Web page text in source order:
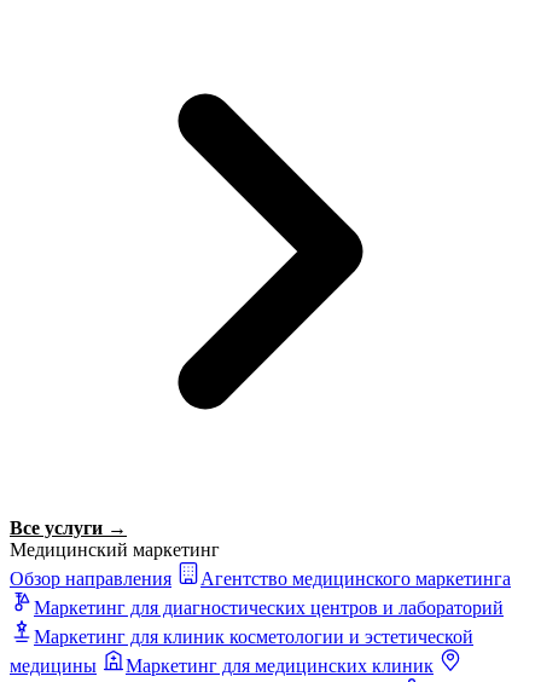
Все услуги →
Медицинский маркетинг
Обзор направления
Агентство медицинского маркетинга
Маркетинг для диагностических центров и лабораторий
Маркетинг для клиник косметологии и эстетической
медицины
Маркетинг для медицинских клиник